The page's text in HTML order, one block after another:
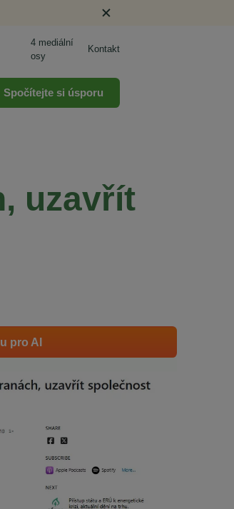
4 mediální
osy
Kontakt
Spočítejte si úsporu
uzavřít
pro AI